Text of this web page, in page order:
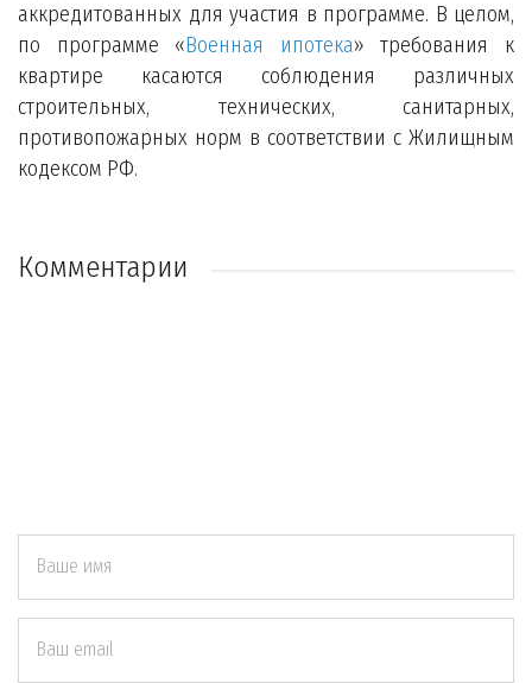
аккредитованных для участия в программе. В целом,
по программе «Военная ипотека» требования к
квартире касаются соблюдения различных
строительных, технических, санитарных,
противопожарных норм в соответствии с Жилищным
кодексом РФ.
Комментарии
Ваше имя
Ваш email